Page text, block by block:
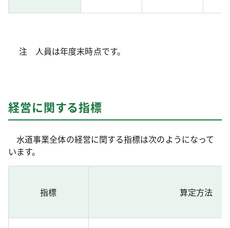
注 人員は年度末時点です。
経営に関する指標
水道事業全体の経営に関する指標は次のようになって
います。
指標 算定方法